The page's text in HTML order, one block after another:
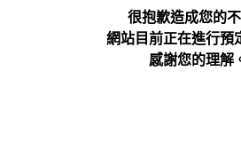
很抱歉造成您的不
網站目前正在進行預
感謝您的理解